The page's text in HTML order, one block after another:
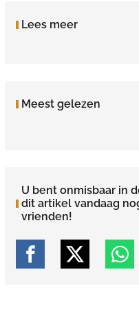
Lees meer
Meest gelezen
U bent onmisbaar in
dit artikel vandaag
vrienden!